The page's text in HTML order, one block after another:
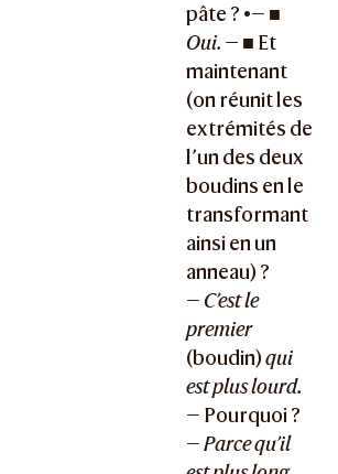
pâte ? •— ■
Oui. — ■ Et
maintenant
(on réunit les
extrémités de
l’un des deux
boudins en le
transformant
ainsi en un
anneau) ?
— C’est le
premier
(boudin)qui
est plus lourd.
— Pourquoi ?
—Parce qu’il